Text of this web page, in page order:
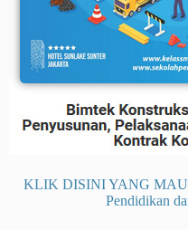
KLIK DISINI YANG
Pendidikan